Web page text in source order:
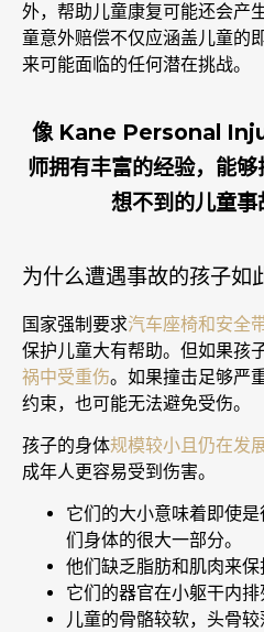
外，帮助儿童康复可能还会产
童意外赔偿不仅应涵盖儿童的
来可能面临的任何潜在挑战。
像 Kane Personal
师拥有丰富的经验，能
想不到的儿童事
为什么遭遇事故的孩子如
国家强制要求汽车座椅和安全
保护儿童大有帮助。但如果孩
祸中受重伤。如果撞击足够严
约束，也可能无法避免受伤。
孩子的身体规模较小且仍在发
成年人更容易受到伤害。
它们的大小意味着即使
们身体的很大一部分。
他们缺乏脂肪和肌肉来保
它们的器官在小躯干内排
儿童的骨骼较软，头骨较